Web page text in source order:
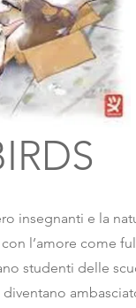
insegnanti e la
l’amore come
studenti delle